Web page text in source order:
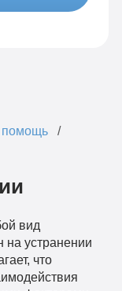
помощь
вид
на устранении
что